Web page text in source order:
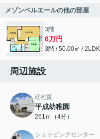
メゾンベルエールの他の部屋
3階
6万円
3階 / 50.00㎡ / 2LDK
周辺施設
幼稚園
平成幼稚園
261ｍ（4分）
ショッピングセンター